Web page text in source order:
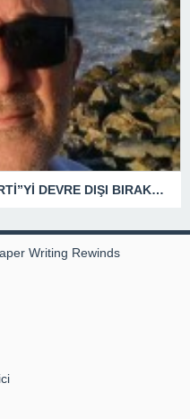
BASKIN BİR SEÇİMLE “YENİ PARTİ”Yİ DEVRE DIŞI BIRAKMAK İÇİN DÜĞMEYE Mİ BASILDI?
Writing Rewinds